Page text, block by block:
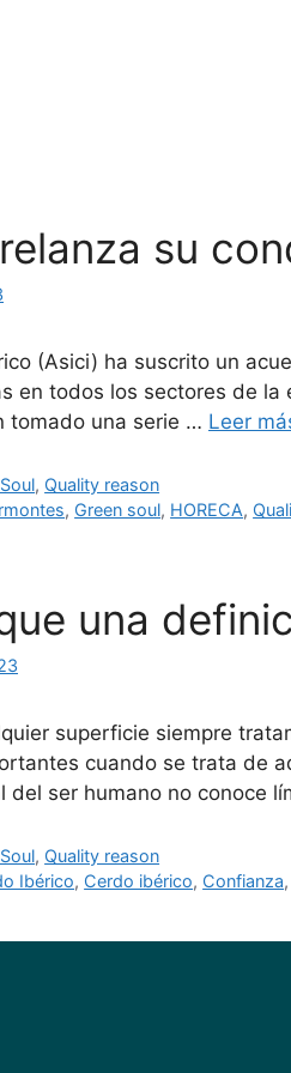
su
(Asici) ha suscrito un
en todos los sectores de
tomado una serie … Leer
, Quality reason
, Green soul, HORECA,
una
superficie siempre
cuando se trata de
del ser humano no conoce
, Quality reason
Ibérico, Cerdo ibérico, Confianza,